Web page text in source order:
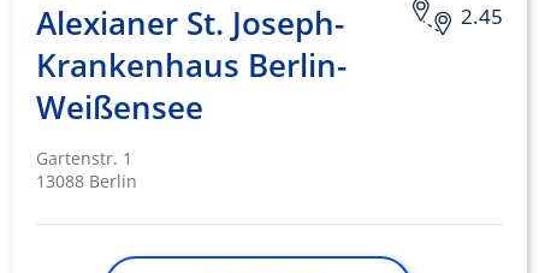
2.45
Alexianer St. Joseph-
Krankenhaus Berlin-
Weißensee
Gartenstr. 1
13088 Berlin